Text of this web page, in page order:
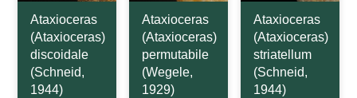
Ataxioceras
(Ataxioceras)
discoidale
(Schneid,
1944)
Ataxioceras
(Ataxioceras)
permutabile
(Wegele,
1929)
Ataxioceras
(Ataxioceras)
striatellum
(Schneid,
1944)